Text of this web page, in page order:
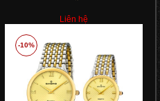
Liên hệ
-10%